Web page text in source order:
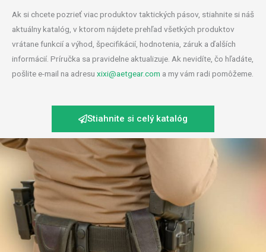
Ak si chcete pozrieť viac produktov taktických pásov, stiahnite si náš
aktuálny katalóg, v ktorom nájdete prehľad všetkých produktov
vrátane funkcií a výhod, špecifikácií, hodnotenia, záruk a ďalších
informácií. Príručka sa pravidelne aktualizuje. Ak nevidíte, čo hľadáte,
pošlite e-mail na adresu xixi@aetgear.com a my vám radi pomôžeme.
Stiahnite si celý katalóg